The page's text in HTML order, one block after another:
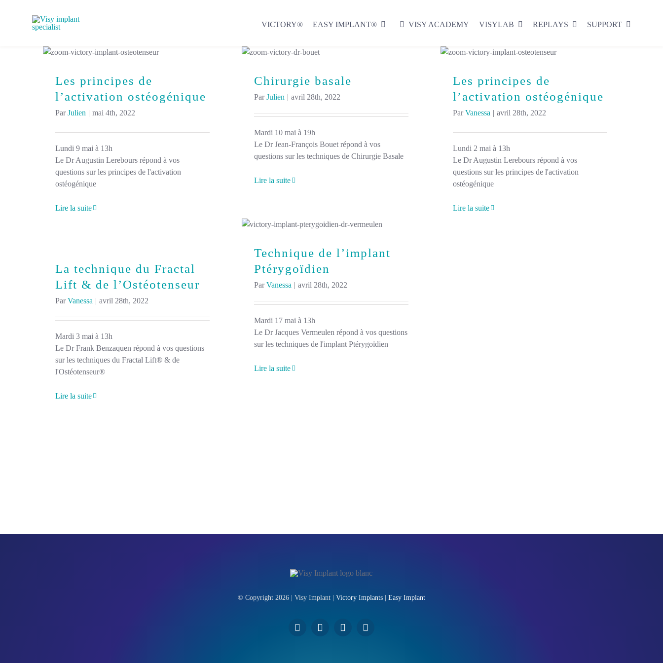
VICTORY® EASY IMPLANT® VISY ACADEMY VISYLAB REPLAYS SUPPORT
Les principes de
l’activation ostéogénique
ParJulien | mai 4th, 2022
Lundi 9 mai à 13h
Le Dr Augustin Lerebours répond à vos
questions sur les principes de l'activation
ostéogénique
Lire la suite
Chirurgie basale
ParJulien | avril 28th, 2022
Mardi 10 mai à 19h
Le Dr Jean-François Bouet répond à vos
questions sur les techniques de Chirurgie Basale
Lire la suite
Les principes de
l’activation ostéogénique
ParVanessa | avril 28th, 2022
Lundi 2 mai à 13h
Le Dr Augustin Lerebours répond à vos
questions sur les principes de l'activation
ostéogénique
Lire la suite
Technique de l’implant
Ptérygoïdien
ParVanessa | avril 28th, 2022
Mardi 17 mai à 13h
Le Dr Jacques Vermeulen répond à vos questions
sur les techniques de l'implant Ptérygoïdien
Lire la suite
La technique du Fractal
Lift & de l’Ostéotenseur
ParVanessa | avril 28th, 2022
Mardi 3 mai à 13h
Le Dr Frank Benzaquen répond à vos questions
sur les techniques du Fractal Lift® & de
l'Ostéotenseur®
Lire la suite
© Copyright 2026 | Visy Implant | Victory Implants| Easy Implant